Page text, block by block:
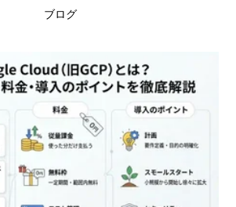
ブログ